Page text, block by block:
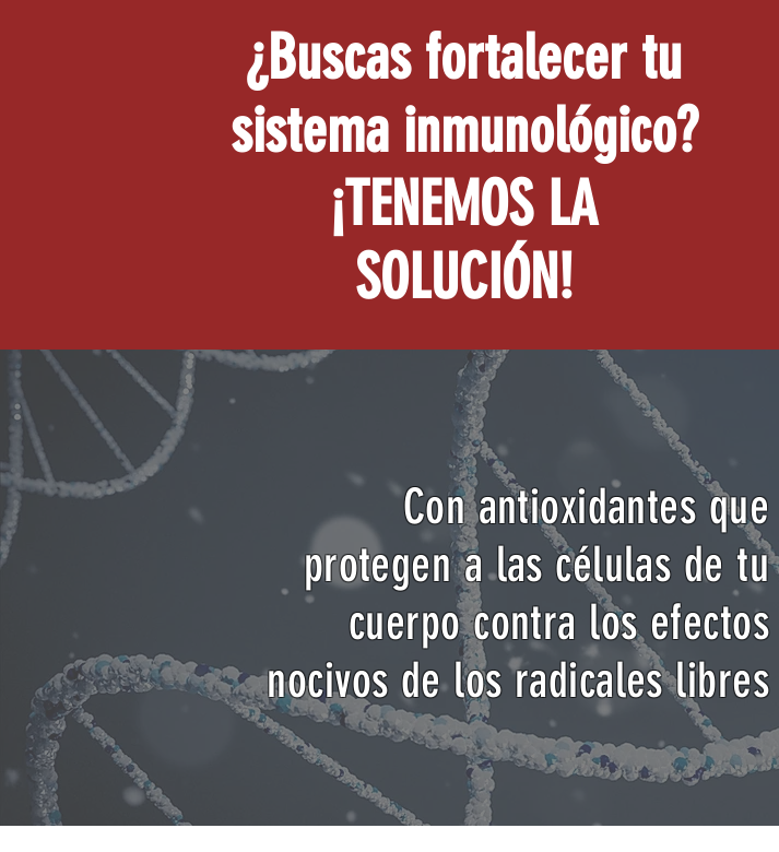
¿Buscas fortalecer tu
sistema inmunológico?
¡TENEMOS LA
SOLUCIÓN!
Con antioxidantes que
protegen a las células de tu
cuerpo contra los efectos
nocivos de los radicales libres